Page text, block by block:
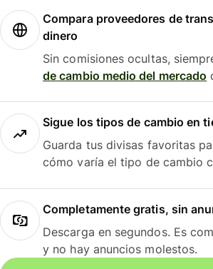
Compara proveedores de
dinero
Sin comisiones ocultas,
de cambio medio del mercado
Sigue los tipos de cambio en
Guarda tus divisas favoritas
cómo varía el tipo de cambio
Completamente gratis, sin
Descarga en segundos. Es
y no hay anuncios molestos.